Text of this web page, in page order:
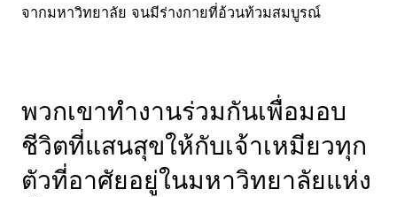
จากมหาวิทยาลัย จนมีร่างกายที่อ้วนท้วมสมบูรณ์
พวกเขาทำงานร่วมกันเพื่อมอบ
ชีวิตที่แสนสุขให้กับเจ้าเหมียวทุก
ตัวที่อาศัยอยู่ในมหาวิทยาลัยแห่ง